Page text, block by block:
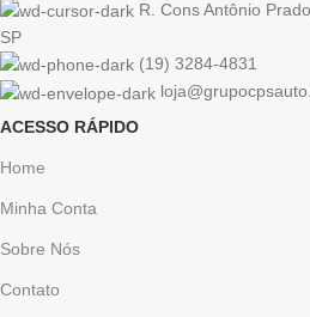
R. Cons Antônio
SP
(19) 3284-4831
ACESSO RÁPIDO
Home
Minha Conta
Sobre Nós
Contato